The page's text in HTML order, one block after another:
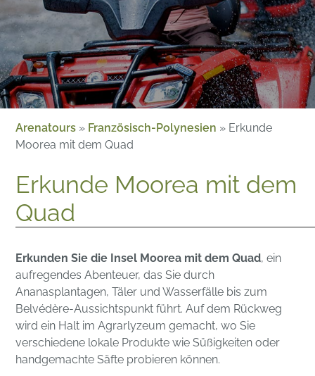
Arenatours » Französisch-Polynesien » Erkunde
Moorea mit dem Quad
Erkunde Moorea mit dem
Quad
Erkunden Sie die Insel Moorea mit dem Quad, ein
aufregendes Abenteuer, das Sie durch
Ananasplantagen, Täler und Wasserfälle bis zum
Belvédère-Aussichtspunkt führt. Auf dem Rückweg
wird ein Halt im Agrarlyzeum gemacht, wo Sie
verschiedene lokale Produkte wie Süßigkeiten oder
handgemachte Säfte probieren können.